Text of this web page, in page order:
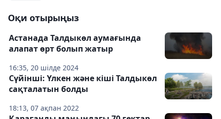
Оқи отырыңыз
16:35, 20 шілде 2024
Астанада Талдыкөл аумағында
алапат өрт болып жатыр
18:13, 07 ақпан 2022
Сүйінші: Үлкен және кіші Талдыкөл
сақталатын болды